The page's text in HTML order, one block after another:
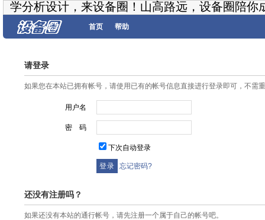
学分析设计，来设备圈！山高路远，设备圈陪你
首页 帮助
请登录
如果您在本站已拥有帐号，请使用已有的帐号信息直接进行登录即可，不需
用户名
密 码
下次自动登录
忘记密码?
还没有注册吗？
如果还没有本站的通行帐号，请先注册一个属于自己的帐号吧。